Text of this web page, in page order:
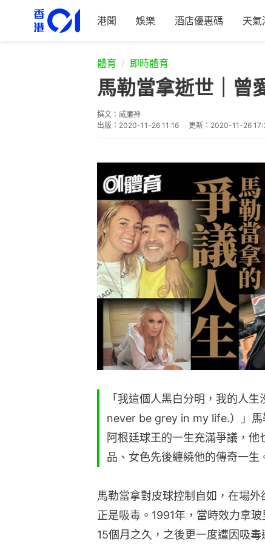
港聞 娛樂 酒店優惠碼 天氣
體育 即時體育
馬勒當拿逝世｜
撰文： 威廉神
出版： 2020-11-26 11:16 更新： 2020-11-26
「我這個人黑白分明，我的人
never be grey in my life.）」馬
阿根廷球王的一生充滿爭議，
品、女色先後纏繞他的傳奇一生
馬勒當拿對皮球控制自如，在場
正是吸毒。1991年，當時效力拿
15個月之久，之後更一度遭因吸